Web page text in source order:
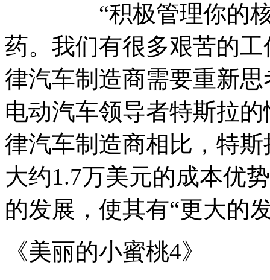
“积极管理你的核心
药。我们有很多艰苦的
律汽车制造商需要重新
电动汽车领导者特斯拉
律汽车制造商相比，特
大约1.7万美元的成本优
的发展，使其有“更大的
《美丽的小蜜桃4》